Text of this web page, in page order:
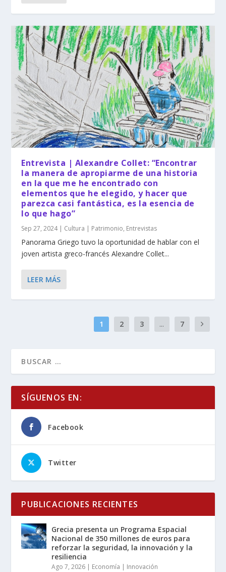
Entrevista | Alexandre Collet: “Encontrar
la manera de apropiarme de una historia
en la que me he encontrado con
elementos que he elegido, y hacer que
parezca casi fantástica, es la esencia de
lo que hago”
Sep 27, 2024| Cultura | Patrimonio, Entrevistas
Panorama Griego tuvo la oportunidad de hablar con el
joven artista greco-francés Alexandre Collet...
LEER MÁS
1 2 3 ... 7
SÍGUENOS EN:
Facebook
Twitter
PUBLICACIONES RECIENTES
Grecia presenta un Programa Espacial
Nacional de 350 millones de euros para
reforzar la seguridad, la innovación y la
resiliencia
Ago 7, 2026 | Economía | Innovación